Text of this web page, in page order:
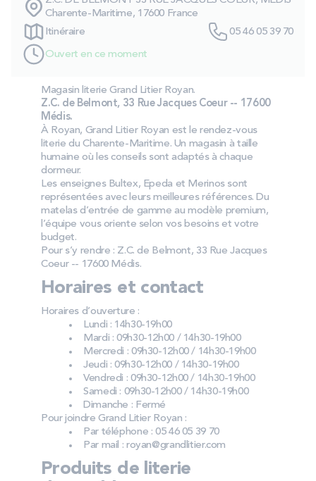
PROMOS
Technologie bultex
Nos engagements
Storelocator
ContactMon compte
Charente-Maritime, 17600 France
Itinéraire
05 46 05 39 70
Ouvert en ce moment
Magasin literie Grand Litier Royan.
Z.C. de Belmont, 33 Rue Jacques Coeur -- 17600
Médis.
À Royan, Grand Litier Royan est le rendez-vous
literie du Charente-Maritime. Un magasin à taille
humaine où les conseils sont adaptés à chaque
dormeur.
Les enseignes Bultex, Epeda et Merinos sont
représentées avec leurs meilleures références. Du
matelas d’entrée de gamme au modèle premium,
l’équipe vous oriente selon vos besoins et votre
budget.
Pour s’y rendre : Z.C. de Belmont, 33 Rue Jacques
Coeur -- 17600 Médis.
Horaires et contact
Horaires d’ouverture :
Lundi : 14h30-19h00
Mardi : 09h30-12h00 / 14h30-19h00
Mercredi : 09h30-12h00 / 14h30-19h00
Jeudi : 09h30-12h00 / 14h30-19h00
Vendredi : 09h30-12h00 / 14h30-19h00
Samedi : 09h30-12h00 / 14h30-19h00
Dimanche : Fermé
Pour joindre Grand Litier Royan :
Par téléphone : 05 46 05 39 70
Par mail : royan@grandlitier.com
Produits de literie